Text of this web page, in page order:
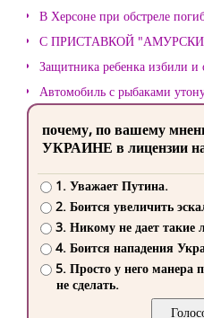
В Херсоне при обстреле
С ПРИСТАВКОЙ
Защитника ребенка избили и
Автомобиль с рыбаками
почему, по вашему
УКРАИНЕ в лицензии на
1. Уважает Путина.
2. Боится увеличить
3. Никому не дает такие
4. Боится нападения
5. Просто у него манера
не сделать.